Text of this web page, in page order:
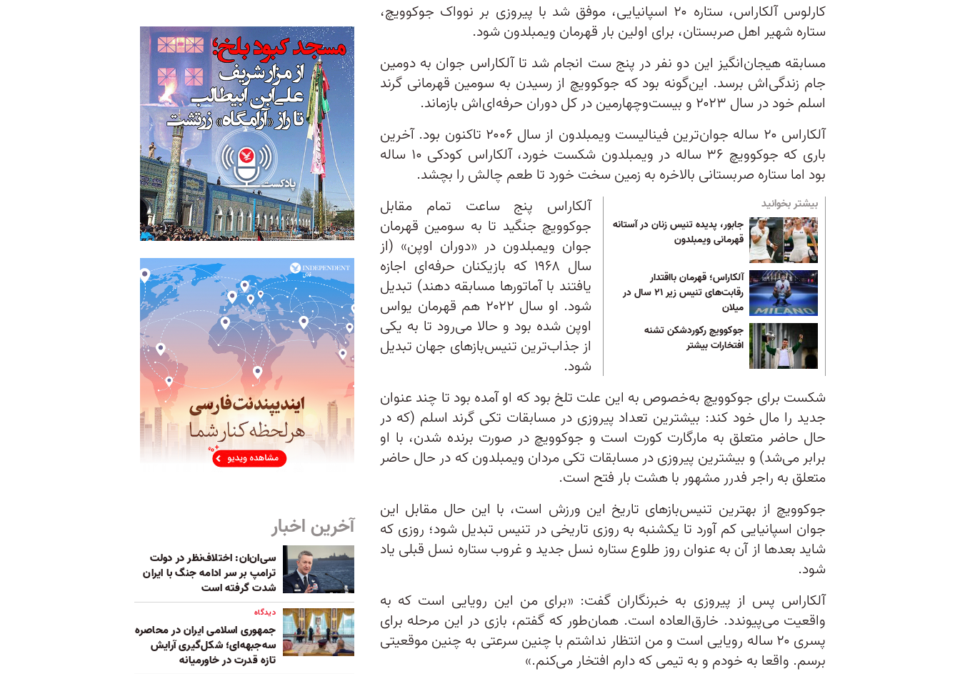
کارلوس آلکاراس، ستاره ۲۰ اسپانیایی، موفق شد با پیروزی بر نوواک جوکوویچ،
ستاره شهیر اهل صربستان، برای اولین بار قهرمان ویمبلدون شود.
مسابقه هیجان‌انگیز این دو نفر در پنج ست انجام شد تا آلکاراس جوان به دومین
جام زندگی‌اش برسد. این‌گونه بود که جوکوویچ از رسیدن به سومین قهرمانی گرند
اسلم خود در سال ۲۰۲۳ و بیست‌وچهارمین در کل دوران حرفه‌ای‌اش بازماند.
آلکاراس ۲۰ ساله جوان‌ترین فینالیست ویمبلدون از سال ۲۰۰۶ تاکنون بود. ‌آخرین
باری که جوکوویچ ۳۶ ساله در ویمبلدون شکست خورد، آلکاراس کودکی ۱۰ ساله
بود اما ستاره صربستانی بالاخره به زمین سخت خورد تا طعم چالش را بچشد.
بیشتر بخوانید
جابور، پدیده تنیس زنان در آستانه
قهرمانی ویمبلدون
آلکاراس؛ قهرمان بااقتدار
رقابت‌های تنیس زیر ۲۱ سال در
میلان
جوکوویچ رکوردشکن تشنه
افتخارات بیشتر
آلکاراس پنج ساعت تمام مقابل
جوکوویچ جنگید تا به سومین قهرمان
جوان ویمبلدون در «دوران اوپن» (از
سال ۱۹۶۸ که بازیکنان حرفه‌ای اجازه
یافتند با آماتورها مسابقه دهند) تبدیل
شود. او سال ۲۰۲۲ هم قهرمان یواس
اوپن شده بود و حالا می‌رود تا به یکی
از جذاب‌ترین تنیس‌بازهای جهان تبدیل
شود.
شکست برای جوکوویچ به‌خصوص به این علت تلخ بود که او آمده بود تا چند عنوان
جدید را مال خود کند: بیشترین تعداد پیروزی در مسابقات تکی گرند اسلم (که در
حال حاضر متعلق به مارگارت کورت است و جوکوویچ در صورت برنده شدن، با او
برابر می‌شد) و بیشترین پیروزی در مسابقات تکی مردان ویمبلدون که در حال حاضر
متعلق به راجر فدرر مشهور با هشت بار فتح است.
جوکوویچ از بهترین تنیس‌بازهای تاریخ این ورزش است، با این حال مقابل این
جوان اسپانیایی کم آورد تا یکشنبه به روزی تاریخی در تنیس تبدیل شود؛ روزی که
شاید بعدها از آن به عنوان روز طلوع ستاره نسل جدید و غروب ستاره نسل قبلی یاد
شود.
آلکاراس پس از پیروزی به خبرنگاران گفت: «برای من این رویایی است که به
واقعیت می‌پیوندد. خارق‌العاده است. همان‌طور که گفتم، بازی در این مرحله برای
پسری ۲۰ ساله رویایی است و من انتظار نداشتم با چنین سرعتی به چنین موقعیتی
برسم. واقعا به خودم و به تیمی که دارم افتخار می‌کنم.»
آخرین اخبار
سی‌ان‌ان: اختلاف‌نظر در دولت
ترامپ بر سر ادامه جنگ با ایران
شدت گرفته است
دیدگاه
جمهوری اسلامی ایران در محاصره
سه‌جبهه‌ای؛ شکل‌گیری آرایش
تازه قدرت در خاورمیانه